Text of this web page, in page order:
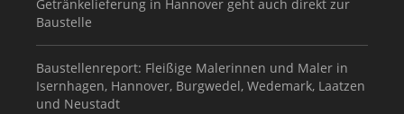
Getränkelieferung in Hannover geht auch direkt zur
Baustelle
Baustellenreport: Fleißige Malerinnen und Maler in
Isernhagen, Hannover, Burgwedel, Wedemark, Laatzen
und Neustadt